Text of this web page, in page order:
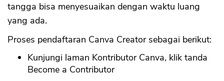
tangga bisa menyesuaikan dengan waktu luang
yang ada.
Proses pendaftaran Canva Creator sebagai berikut:
Kunjungi laman Kontributor Canva, klik tanda
Become a Contributor